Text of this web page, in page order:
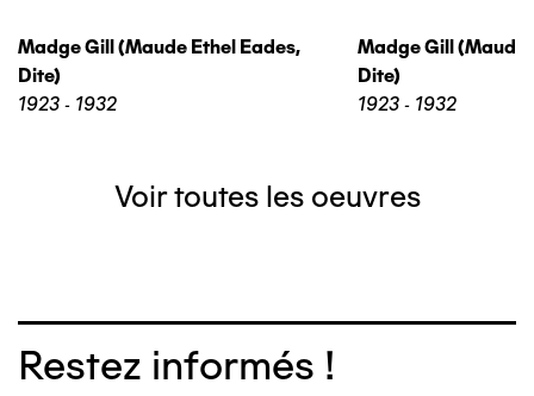
Madge Gill (maude Ethel Eades,
Dite)
1923 - 1932
Madge Gill (maude
Dite)
1923 - 1932
Voir toutes les oeuvres
Restez informés !